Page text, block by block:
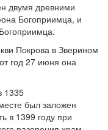
двумя древними
Богоприимца, и
Покрова в Зверином
год 27 июня она
1335
был заложен
в 1399 году при